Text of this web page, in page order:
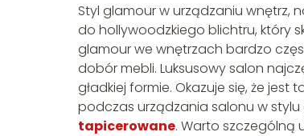
Styl glamour w urządzaniu wnętrz,
do hollywoodzkiego blichtru, który
glamour we wnętrzach bardzo
dobór mebli. Luksusowy salon
gładkiej formie. Okazuje się, że
podczas urządzania salonu w
tapicerowane. Warto szczególną